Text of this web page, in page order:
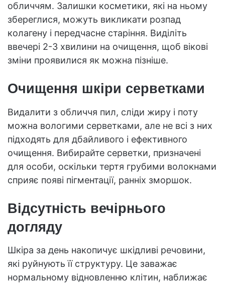
обличчям. Залишки косметики, які на ньому
збереглися, можуть викликати розпад
колагену і передчасне старіння. Виділіть
ввечері 2-3 хвилини на очищення, щоб вікові
зміни проявилися як можна пізніше.
Очищення шкіри серветками
Видалити з обличчя пил, сліди жиру і поту
можна вологими серветками, але не всі з них
підходять для дбайливого і ефективного
очищення. Вибирайте серветки, призначені
для особи, оскільки тертя грубими волокнами
сприяє появі пігментації, ранніх зморшок.
Відсутність вечірнього
догляду
Шкіра за день накопичує шкідливі речовини,
які руйнують її структуру. Це заважає
нормальному відновленню клітин, наближає